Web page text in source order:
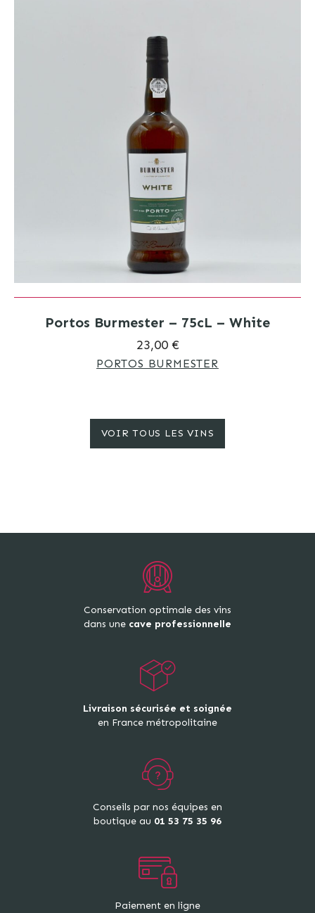
Portos Burmester – 75cL – White
23,00 €
PORTOS BURMESTER
VOIR TOUS LES VINS
Conservation optimale des vins
dans une cave professionnelle
Livraison sécurisée et soignée
en France métropolitaine
Conseils par nos équipes en
boutique au 01 53 75 35 96
Paiement en ligne